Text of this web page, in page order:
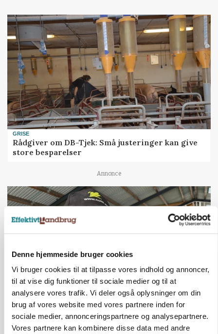
Denne hjemmeside bruger cookies
Vi bruger cookies til at tilpasse vores indhold og annoncer,
til at vise dig funktioner til sociale medier og til at
analysere vores trafik. Vi deler også oplysninger om din
brug af vores website med vores partnere inden for
sociale medier, annonceringspartnere og analysepartnere.
Vores partnere kan kombinere disse data med andre
GRISE
Rådgiver om DB-Tjek: Små justeringer kan give
store besparelser
Annonce
POLITIK
»Nu stopper I«: Landbrugsdebattør og
protestgruppe vil demonstrere mod ny